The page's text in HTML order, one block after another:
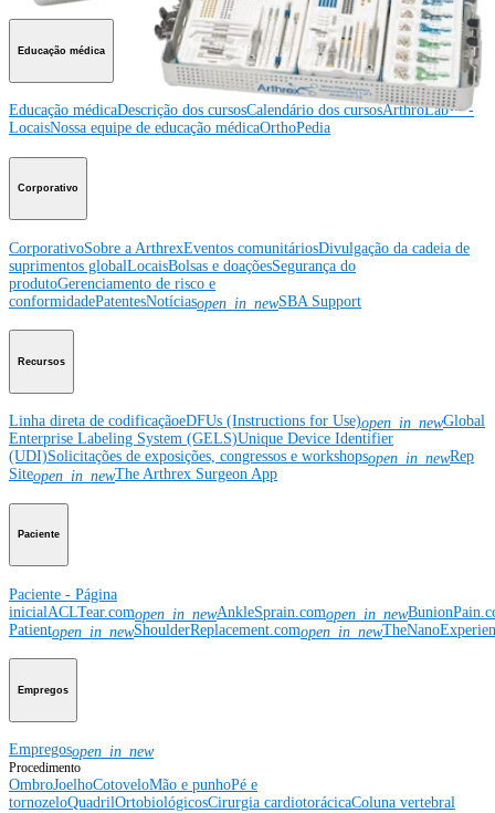
Educação médica
Educação médicaDescrição dos cursosCalendário dos cursosArthroLab™ -
LocaisNossa equipe de educação médicaOrthoPedia
Corporativo
CorporativoSobre a ArthrexEventos comunitáriosDivulgação da cadeia de
suprimentos globalLocaisBolsas e doaçõesSegurança do
produtoGerenciamento de risco e
conformidadePatentesNotíciasopen_in_newSBA Support
Recursos
Linha direta de codificaçãoeDFUs (Instructions for Use)open_in_newGlobal
Enterprise Labeling System (GELS)Unique Device Identifier
(UDI)Solicitações de exposições, congressos e workshopsopen_in_newRep
Siteopen_in_newThe Arthrex Surgeon App
Paciente
Paciente - Página
inicialACLTear.comopen_in_newAnkleSprain.comopen_in_new
Patientopen_in_newShoulderReplacement.comopen_in_new
Empregos
Empregosopen_in_new
Procedimento
OmbroJoelhoCotoveloMão e punhoPé e
tornozeloQuadrilOrtobiológicosCirurgia cardiotorácicaColuna vertebral